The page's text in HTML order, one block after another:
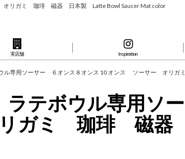
オリガミ 珈琲 磁器 日本製 Latte Bowl Saucer Mat color
実店舗 Inspiration
ウル専用ソーサー ６オンス８オンス 10 オンス ソーサー オリ
ラテボウル専用ソ
ガミ 珈琲 磁器